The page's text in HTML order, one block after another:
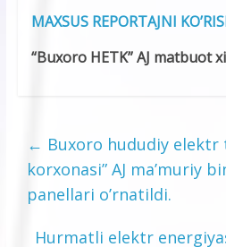
MAXSUS REPORTAJNI
“Buxoro HETK” AJ matbuot
← Buxoro hududiy
korxonasi” AJ ma’muriy
panellari o’rnatildi.
Hurmatli elektr